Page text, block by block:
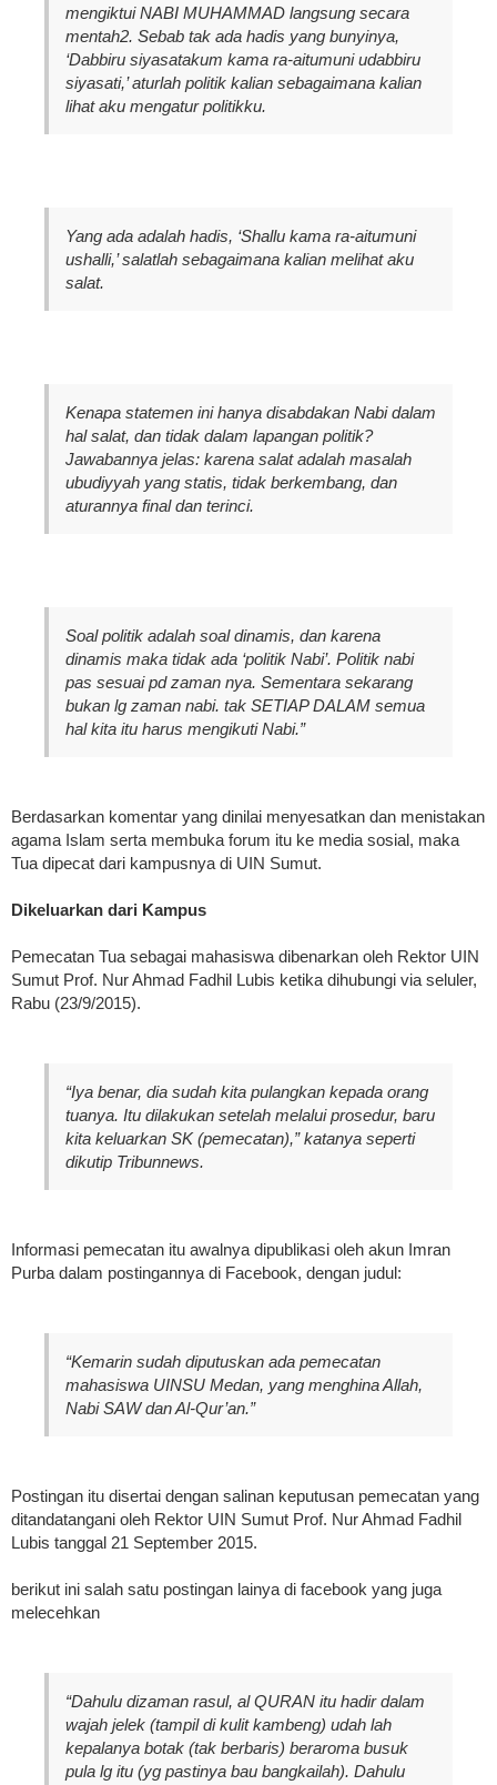
mengiktui NABI MUHAMMAD langsung secara
mentah2. Sebab tak ada hadis yang bunyinya,
‘Dabbiru siyasatakum kama ra-aitumuni udabbiru
siyasati,’ aturlah politik kalian sebagaimana kalian
lihat aku mengatur politikku.
Yang ada adalah hadis, ‘Shallu kama ra-aitumuni
ushalli,’ salatlah sebagaimana kalian melihat aku
salat.
Kenapa statemen ini hanya disabdakan Nabi dalam
hal salat, dan tidak dalam lapangan politik?
Jawabannya jelas: karena salat adalah masalah
ubudiyyah yang statis, tidak berkembang, dan
aturannya final dan terinci.
Soal politik adalah soal dinamis, dan karena
dinamis maka tidak ada ‘politik Nabi’. Politik nabi
pas sesuai pd zaman nya. Sementara sekarang
bukan lg zaman nabi. tak SETIAP DALAM semua
hal kita itu harus mengikuti Nabi.”
Berdasarkan komentar yang dinilai menyesatkan dan menistakan
agama Islam serta membuka forum itu ke media sosial, maka
Tua dipecat dari kampusnya di UIN Sumut.
Dikeluarkan dari Kampus
Pemecatan Tua sebagai mahasiswa dibenarkan oleh Rektor UIN
Sumut Prof. Nur Ahmad Fadhil Lubis ketika dihubungi via seluler,
Rabu (23/9/2015).
“Iya benar, dia sudah kita pulangkan kepada orang
tuanya. Itu dilakukan setelah melalui prosedur, baru
kita keluarkan SK (pemecatan),” katanya seperti
dikutip Tribunnews.
Informasi pemecatan itu awalnya dipublikasi oleh akun Imran
Purba dalam postingannya di Facebook, dengan judul:
“Kemarin sudah diputuskan ada pemecatan
mahasiswa UINSU Medan, yang menghina Allah,
Nabi SAW dan Al-Qur’an.”
Postingan itu disertai dengan salinan keputusan pemecatan yang
ditandatangani oleh Rektor UIN Sumut Prof. Nur Ahmad Fadhil
Lubis tanggal 21 September 2015.
berikut ini salah satu postingan lainya di facebook yang juga
melecehkan
“Dahulu dizaman rasul, al QURAN itu hadir dalam
wajah jelek (tampil di kulit kambeng) udah lah
kepalanya botak (tak berbaris) beraroma busuk
pula lg itu (yg pastinya bau bangkailah). Dahulu